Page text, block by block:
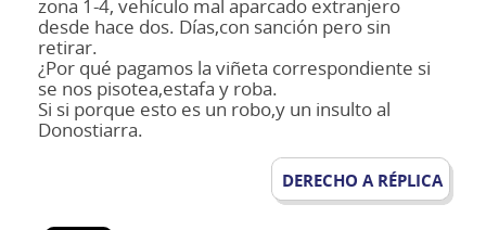
zona 1-4, vehículo mal aparcado extranjero
desde hace dos. Días,con sanción pero sin
retirar.
¿Por qué pagamos la viñeta correspondiente si
se nos pisotea,estafa y roba.
Si si porque esto es un robo,y un insulto al
Donostiarra.
DERECHO A RÉPLICA